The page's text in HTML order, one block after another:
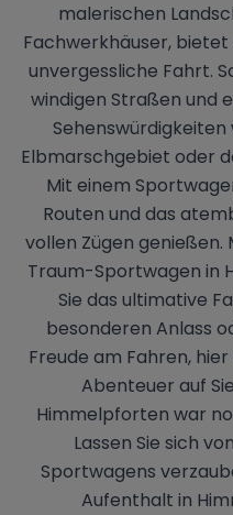
malerischen
Fachwerkhäuser,
unvergessliche Fahrt.
windigen Straßen und
Elbmarschgebiet oder
Mit einem
Routen und das
vollen Zügen genießen.
Traum-Sportwagen in
Sie das ultimative
besonderen Anlass
Freude am Fahren,
Abenteuer auf
Himmelpforten war
Lassen Sie sich
Sportwagens
Aufenthalt in